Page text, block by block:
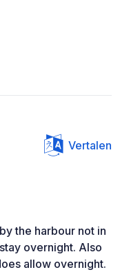
Vertalen
the harbour not in
overnight. Also
allow overnight.